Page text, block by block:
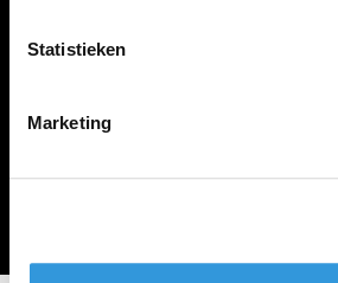
Statistieken
Marketing